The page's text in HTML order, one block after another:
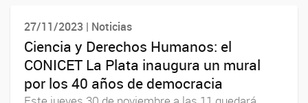
27/11/2023 | Noticias
Ciencia y Derechos Humanos: el
CONICET La Plata inaugura un mural
por los 40 años de democracia